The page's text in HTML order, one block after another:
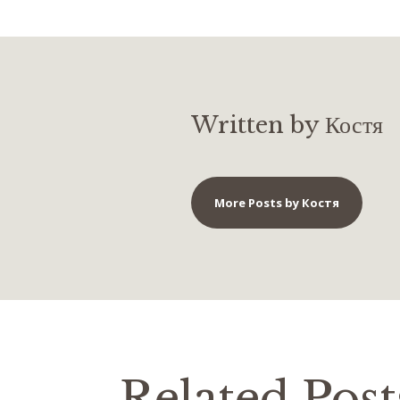
Written by Костя
More Posts by Костя